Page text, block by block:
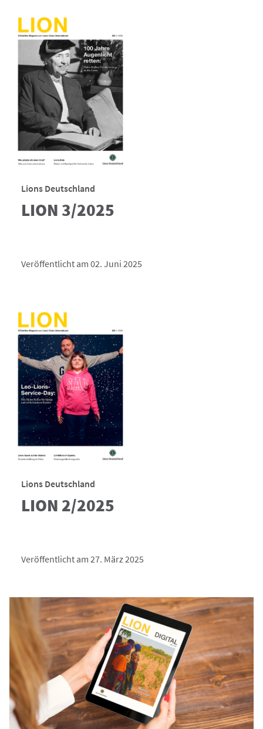
Lions Deutschland
LION 3/2025
Veröffentlicht am 02. Juni 2025
Lions Deutschland
LION 2/2025
Veröffentlicht am 27. März 2025